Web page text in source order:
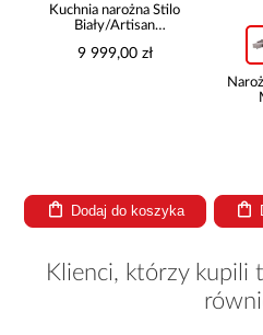
Kuchnia narożna Stilo
Biały/Artisan
9 999,00 zł
Dodaj do koszyka
Klienci, którzy kupili